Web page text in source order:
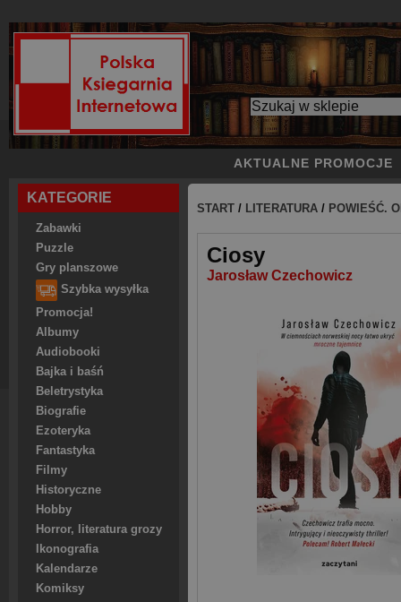
AKTUALNE PROMOCJE
KATEGORIE
Zabawki
Puzzle
Gry planszowe
Szybka wysyłka
Promocja!
Albumy
Audiobooki
Bajka i baśń
Beletrystyka
Biografie
Ezoteryka
Fantastyka
Filmy
Historyczne
Hobby
Horror, literatura grozy
Ikonografia
Kalendarze
Komiksy
START / LITERATURA / POWIEŚĆ.
Ciosy
Jarosław Czechowicz